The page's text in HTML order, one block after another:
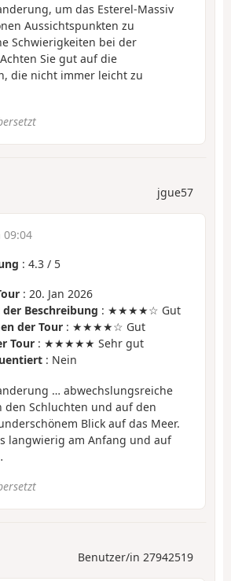
um das Esterel-Massiv
Aussichtspunkten zu
Schwierigkeiten bei der
Sie gut auf die
die nicht immer leicht zu
jgue57
09:04
: 4.3 / 5
: 20. Jan 2026
Beschreibung : ★★★★☆ Gut
der Tour : ★★★★☆ Gut
Tour : ★★★★★ Sehr gut
: Nein
… abwechslungsreiche
den Schluchten und auf den
Blick auf das Meer.
langwierig am Anfang und auf
Benutzer/in 27942519